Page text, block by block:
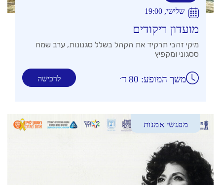
שלישי, 19:00
מועדון ריקודים
מיקי זהבי תרקיד את הקהל בשלל סגנונות, ערב שמח
ססגוני ומקפיץ
לרכישה משך המופע: 80 ד׳
מפגשי אמנות